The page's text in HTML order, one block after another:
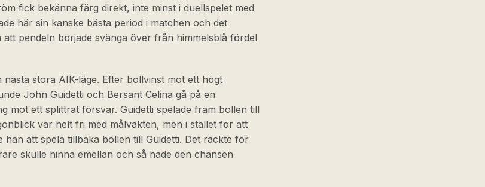
fick bekänna färg direkt, inte minst i duellspelet med
här sin kanske bästa period i matchen och det
att pendeln började svänga över från himmelsblå fördel
nästa stora AIK-läge. Efter bollvinst mot ett högt
John Guidetti och Bersant Celina gå på en
mot ett splittrat försvar. Guidetti spelade fram bollen till
var helt fri med målvakten, men i stället för att
han att spela tillbaka bollen till Guidetti. Det räckte för
skulle hinna emellan och så hade den chansen